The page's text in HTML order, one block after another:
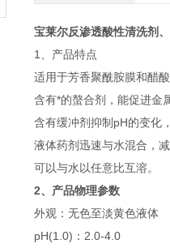
宝莱尔反渗透酸性清洗剂
1、产品特点
适用于芳香聚酰胺膜和醋
含有*的螯合剂，能促进金
含有缓冲剂抑制pH的变化
液体药剂迅速与水混合，
可以与水以任意比互溶。
2、产品物理参数
外观：无色至淡黄色液体
pH(1.0)：2.0-4.0